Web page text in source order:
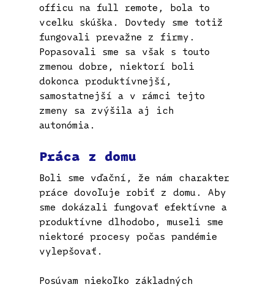
officu na full remote, bola to
vcelku skúška. Dovtedy sme totiž
fungovali prevažne z firmy.
Popasovali sme sa však s touto
zmenou dobre, niektorí boli
dokonca produktívnejší,
samostatnejší a v rámci tejto
zmeny sa zvýšila aj ich
autonómia.
Práca z domu
Boli sme vďační, že nám charakter
práce dovoľuje robiť z domu. Aby
sme dokázali fungovať efektívne a
produktívne dlhodobo, museli sme
niektoré procesy počas pandémie
vylepšovať.
Posúvam niekoľko základných